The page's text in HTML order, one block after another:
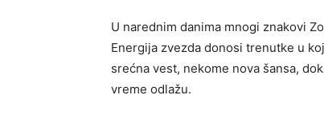
U narednim danima mnogi znakovi
Energija zvezda donosi trenutke u
srećna vest, nekome nova šansa,
vreme odlažu.